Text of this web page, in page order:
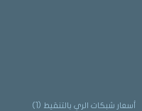
أسعار شبكات الري بالتنقيط (1)